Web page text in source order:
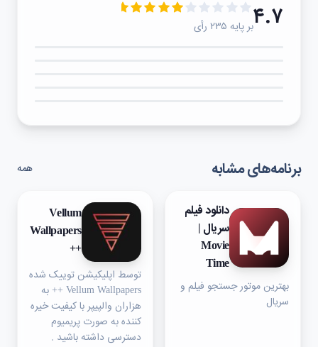
۴.۷بر پایه ۲۳۵ رأی
برنامه‌های مشابه همه
دانلود فیلم
سریال |
Movie
Time
بهترین موتور جستجو فیلم و
سریال
Vellum
Wallpapers
++
توسط اپلیکیشن توییک شده
Vellum Wallpapers ++ به
هزاران والپیپر با کیفیت خیره
کننده به صورت پریمیوم
دسترسی داشته باشید .